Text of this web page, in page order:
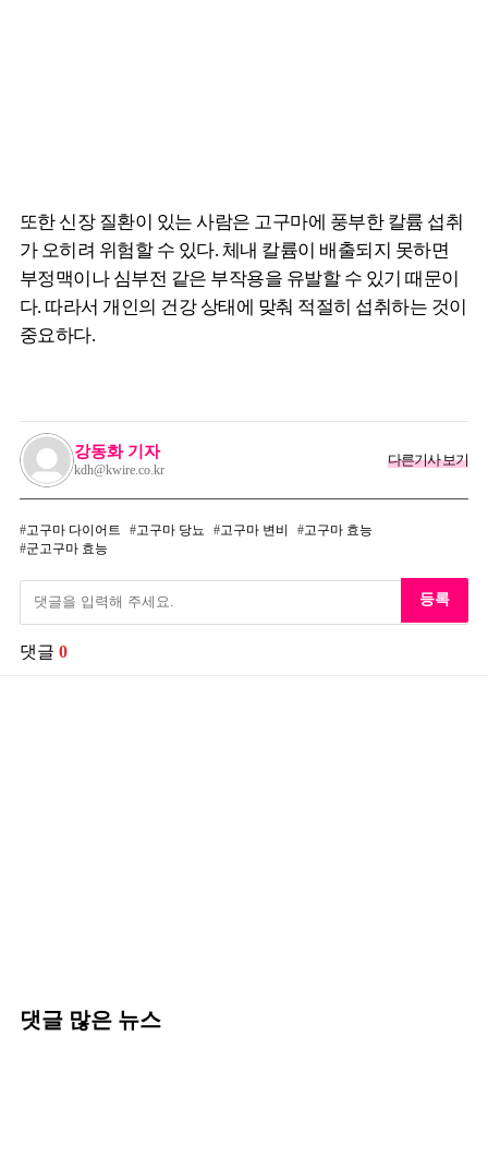
또한 신장 질환이 있는 사람은 고구마에 풍부한 칼륨 섭취
가 오히려 위험할 수 있다. 체내 칼륨이 배출되지 못하면
부정맥이나 심부전 같은 부작용을 유발할 수 있기 때문이
다. 따라서 개인의 건강 상태에 맞춰 적절히 섭취하는 것이
중요하다.
강동화 기자
kdh@kwire.co.kr
다른기사 보기
고구마 다이어트 고구마 당뇨 고구마 변비
고구마 효능
군고구마 효능
등록
댓글 0
댓글 많은 뉴스